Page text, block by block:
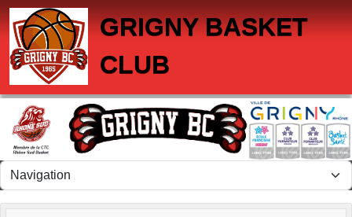
GRIGNY BASKET
CLUB
Panneau de gestion des cookies